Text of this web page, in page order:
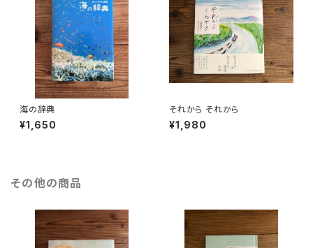
海の辞典
¥1,650
それから それから
¥1,980
その他の商品